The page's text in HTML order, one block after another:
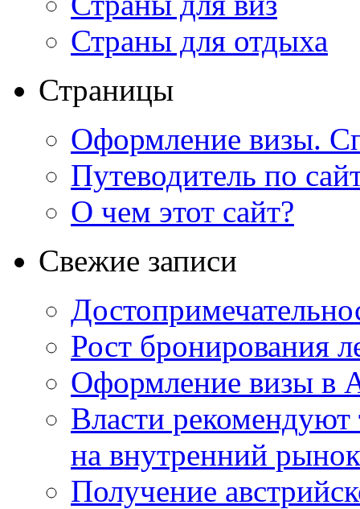
Страны для отдыха
Страницы
Оформление визы.
Путеводитель по
О чем этот сайт?
Свежие записи
Рост бронирования
Оформление визы в
Власти
на внутренний рынок
Получение